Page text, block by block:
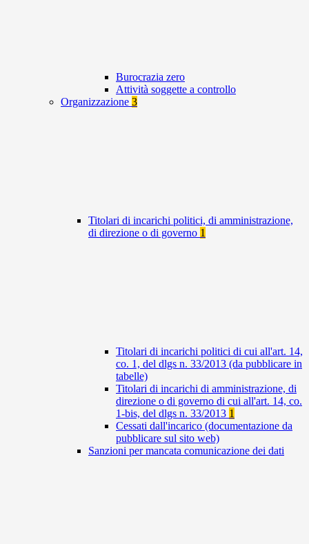
Burocrazia zero
Attività soggette a controllo
Organizzazione 3
Titolari di incarichi politici, di amministrazione,
di direzione o di governo 1
Titolari di incarichi politici di cui all'art. 14,
co. 1, del dlgs n. 33/2013 (da pubblicare in
tabelle)
Titolari di incarichi di amministrazione, di
direzione o di governo di cui all'art. 14, co.
1-bis, del dlgs n. 33/2013 1
Cessati dall'incarico (documentazione da
pubblicare sul sito web)
Sanzioni per mancata comunicazione dei dati